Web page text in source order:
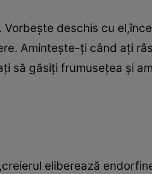
deschis cu
Aminteşte-ţi când aţi
să găsiţi frumuseţea şi
eliberează